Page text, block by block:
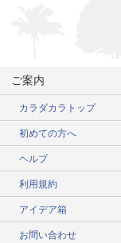
ご案内
カラダカラトップ
初めての方へ
ヘルプ
利用規約
アイデア箱
お問い合わせ